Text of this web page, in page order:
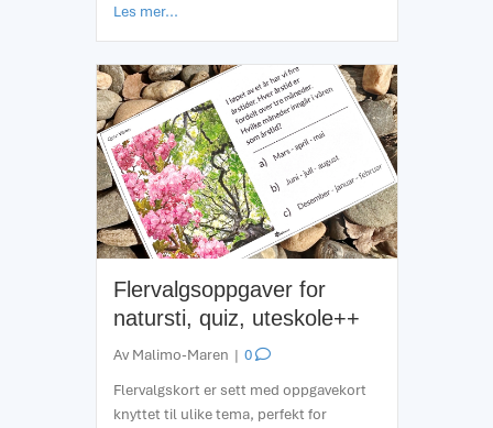
Les mer...about Lesekort fakta – gode lesetekster
Flervalgsoppgaver for
natursti, quiz, uteskole++
Av Malimo-Maren | 0
Flervalgskort er sett med oppgavekort
knyttet til ulike tema, perfekt for